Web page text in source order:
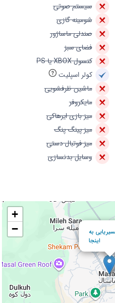
سیستم صوتی
شومینه گازی
صندلی ماساژور
فضای سبز
کنسول XBOX یا PS
کولر اسپلیت
ماشین ظرفشویی
مایکروفر
میز بازی ایرهاکی
میز پینگ پنگ
میز فوتبال دستی
وسایل بدنسازی
به
اینجا
+
−